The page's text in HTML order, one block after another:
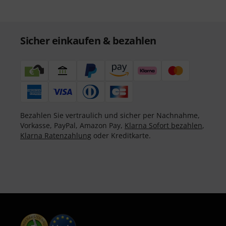
Sicher einkaufen & bezahlen
Bezahlen Sie vertraulich und sicher per Nachnahme,
Vorkasse, PayPal, Amazon Pay, Klarna Sofort bezahlen,
Klarna Ratenzahlung oder Kreditkarte.